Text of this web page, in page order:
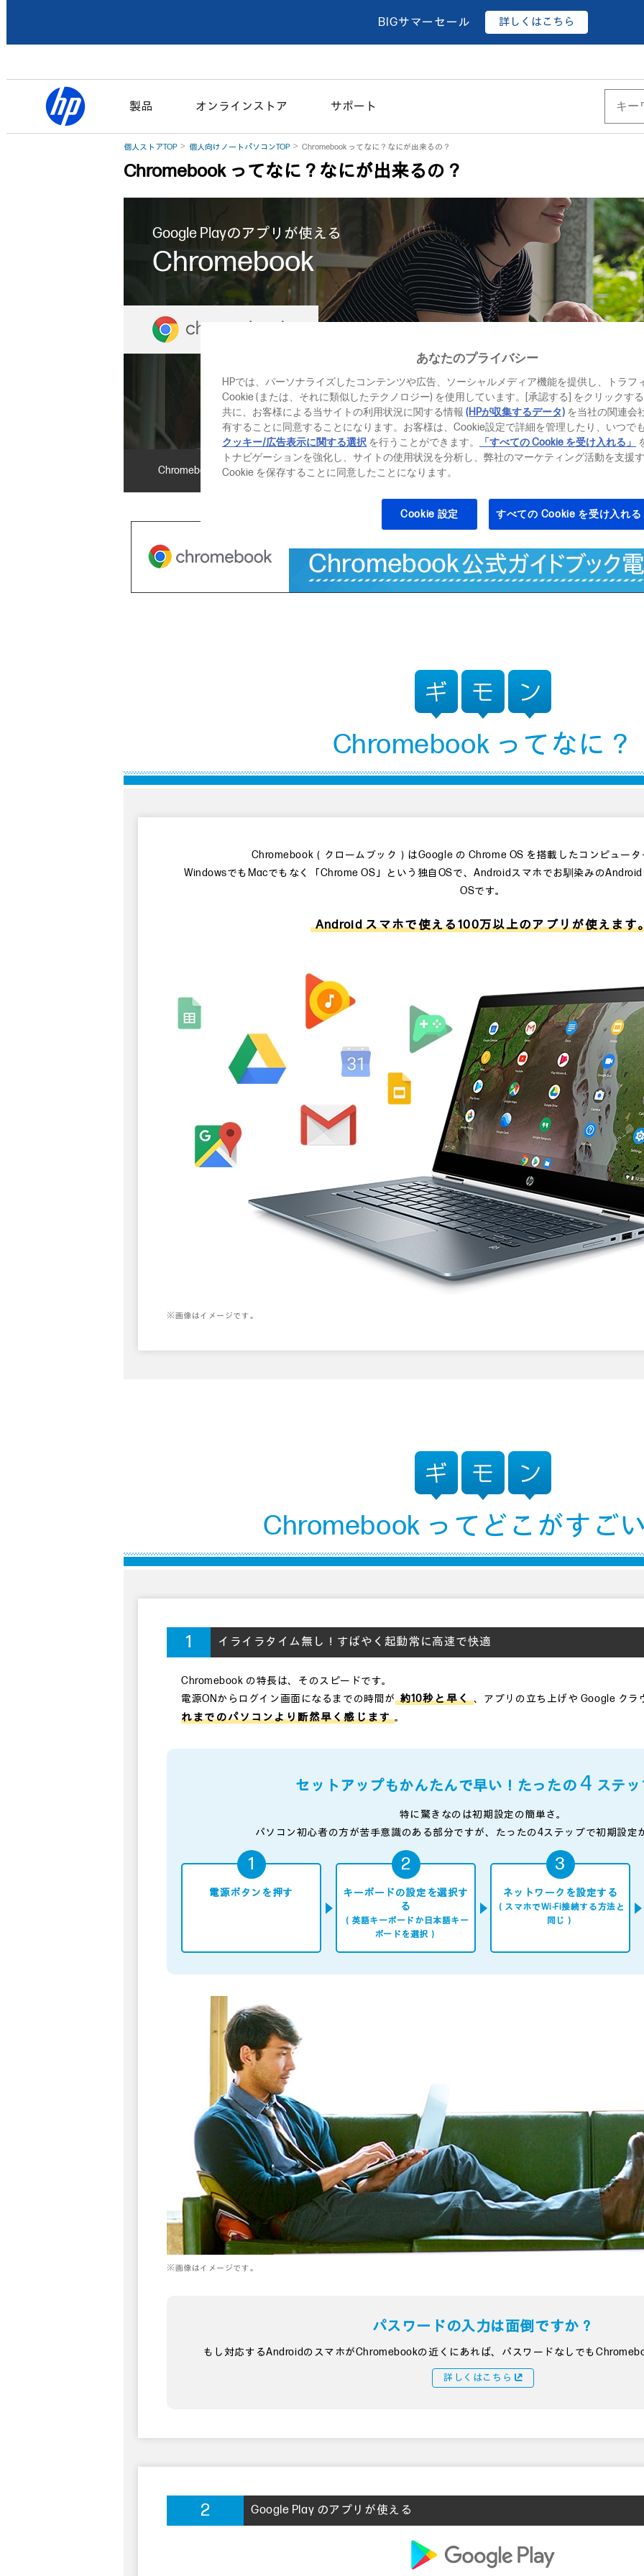
BIGサマーセール 詳しくはこちら
製品 オンラインストア サポート
個人ストアTOP 個人向けノートパソコンTOP Chromebook ってなに？なにが出来るの？
Chromebook ってなに？なにが出来るの？
Google Playのアプリが使える
Chromebook
Chromebook ってなに？ Chromebook ってどこがすごいの？
Chromebook ってなに？
Chromebook（クロームブック）はGoogle の Chrome OS を搭載したコンピュー
WindowsでもMacでもなく「Chrome OS」という独自OSで、Androidスマホでお馴染みの
OSです。
Android スマホで使える100万以上のアプリが使えます
※画像はイメージです。
Chromebook ってどこがすご
1 イライラタイム無し！すばやく起動常に高速で快適
Chromebook の特長は、そのスピードです。
電源ONからログイン画面になるまでの時間が 約10秒と早く 、アプリの立ち上げや Google クラ
れまでのパソコンより断然早く感じます 。
セットアップもかんたんで早い！たったの 4 ステ
特に驚きなのは初期設定の簡単さ。
パソコン初心者の方が苦手意識のある部分ですが、たったの4ステップで初期設定
電源ボタンを押す
キーボードの設定を選択す
る
（英語キーボードか日本語キー
ボードを選択）
ネットワークを設定する
（スマホでWi-Fi接続する方法と
同じ）
※画像はイメージです。
パスワードの入力は面倒ですか？
もし対応するAndroidのスマホがChromebookの近くにあれば、パスワードなしでも
詳しくはこちら
2 Google Play のアプリが使える
あなたのプライバシー
HPでは、パーソナライズしたコンテンツや広告、ソーシャルメディア機能を提供し、トラフ
Cookie (または、それに類似したテクノロジー) を使用しています。[承認する] をクリックす
共に、お客様による当サイトの利用状況に関する情報 (HPが収集するデータ) を当社の関連会
有することに同意することになります。お客様は、Cookie設定で詳細を管理したり、いつで
クッキー/広告表示に関する選択 を行うことができます。 「すべての Cookie を受け入れる」
トナビゲーションを強化し、サイトの使用状況を分析し、弊社のマーケティング活動を支援
Cookie を保存することに同意したことになります。
Cookie 設定 すべての Cookie を受け入れる